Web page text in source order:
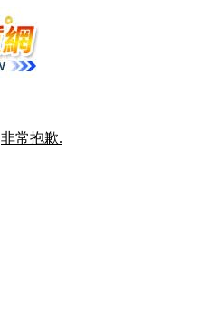
非常抱歉.